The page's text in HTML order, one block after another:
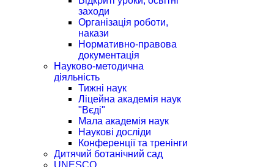
заходи
Організація роботи,
накази
Нормативно-правова
документація
Науково-методична
діяльність
Тижні наук
Ліцейна академія наук
"Вєді"
Мала академія наук
Наукові досліди
Конференції та тренінги
Дитячий ботанічний сад
UNESCO